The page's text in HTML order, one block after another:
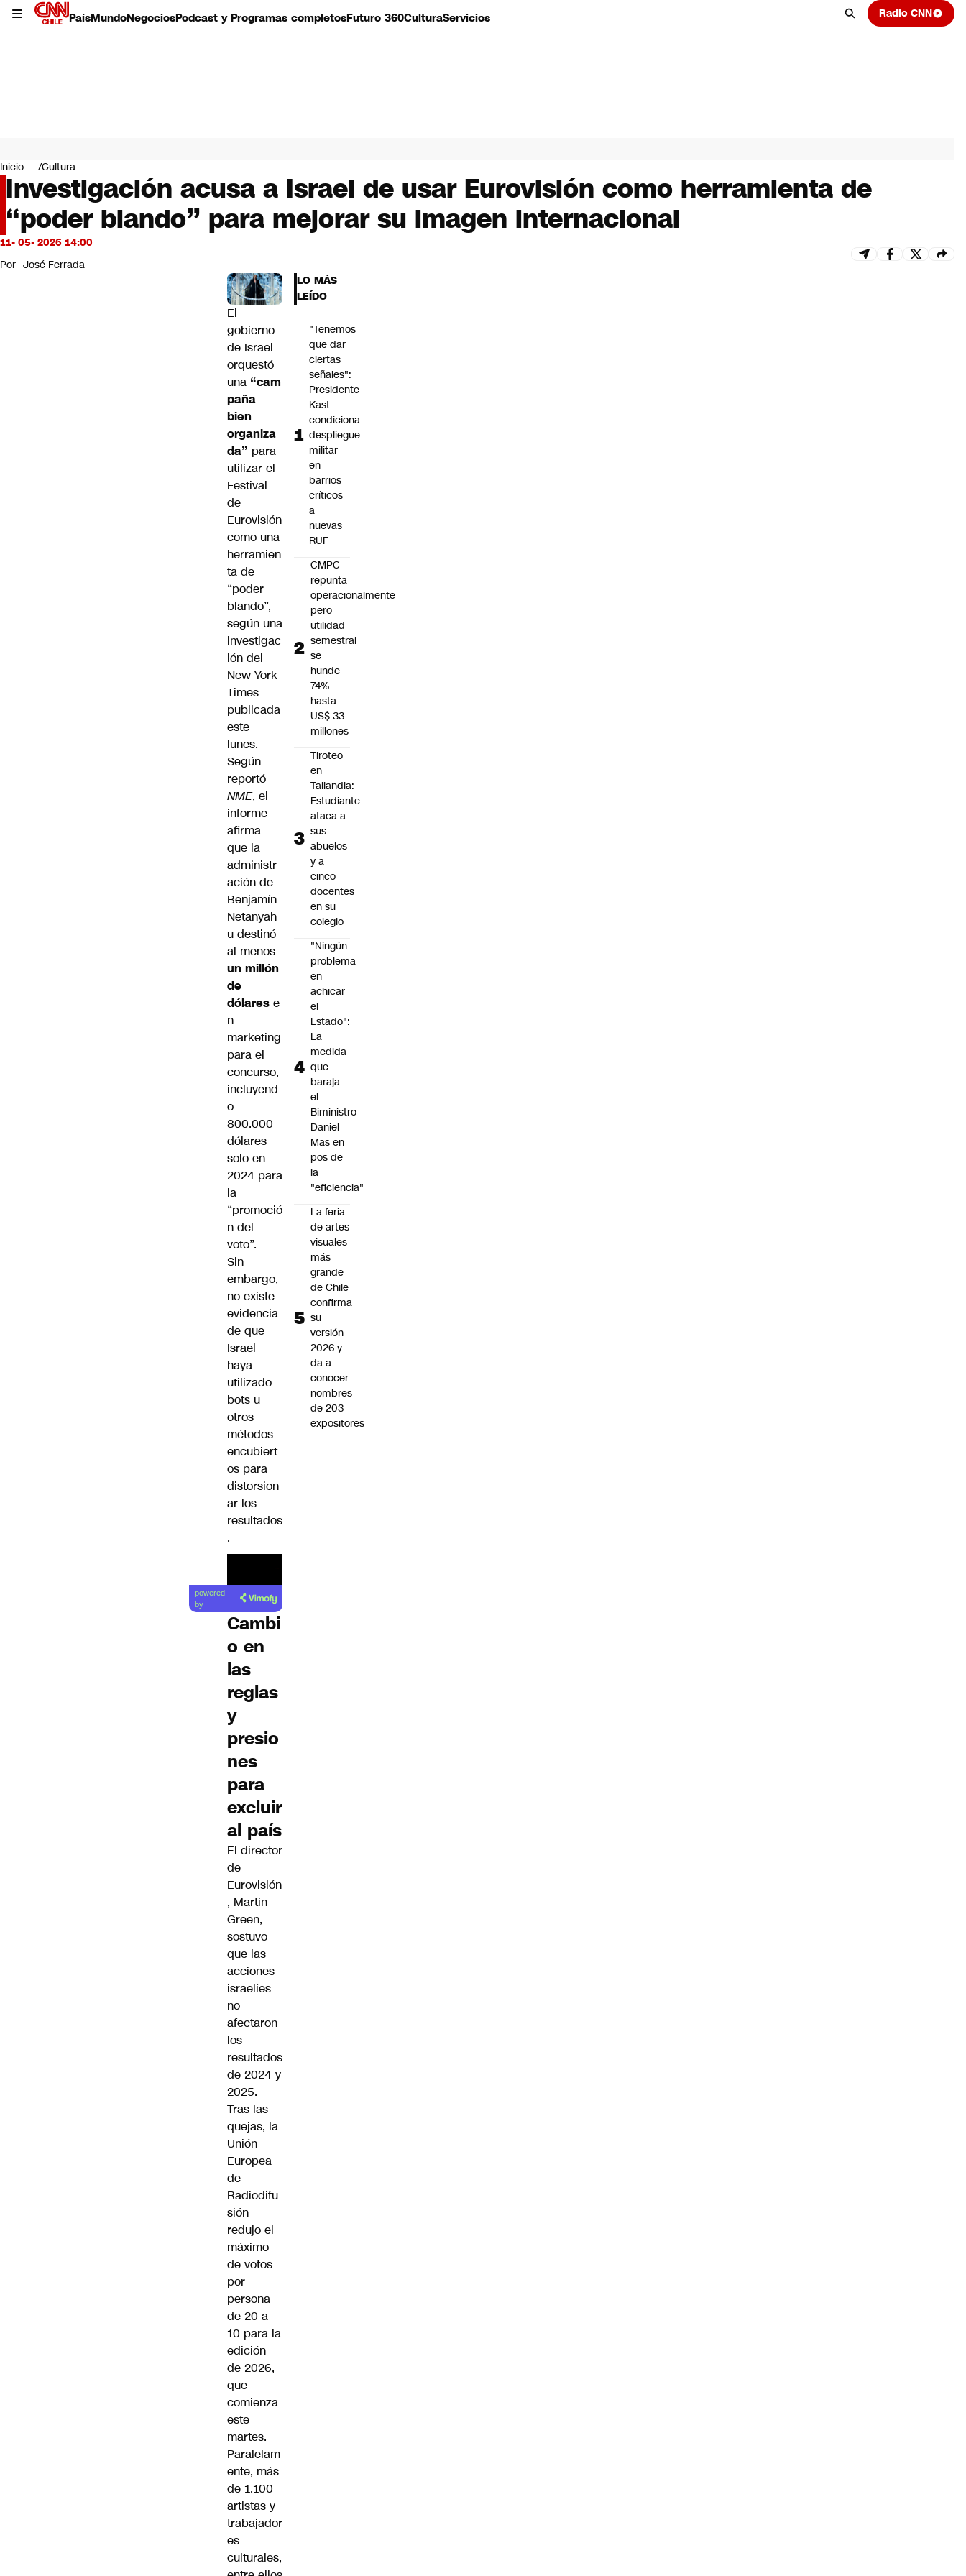
PaísMundoNegociosPodcast y Programas completosFuturo 360CulturaServicios Radio CNN
Mundo
Negocios
Deportes
Programas completos
Cultura
Servicios
Bits
CNN Data
Inicio Cultura
Investigación acusa a Israel de usar Eurovisión como herramienta de
“poder blando” para mejorar su imagen internacional
11- 05- 2026 14:00
Por José Ferrada
El
gobierno
de Israel
orquestó
una “cam
paña
bien
organiza
da” para
utilizar el
Festival
de
Eurovisión
como una
herramien
ta de
“poder
blando”,
según una
investigac
ión del
New York
Times
publicada
este
lunes.
Según
reportó
NME, el
informe
afirma
que la
administr
ación de
Benjamín
Netanyah
u destinó
al menos
un millón
de
dólares e
n
marketing
para el
concurso,
incluyend
o
800.000
dólares
solo en
2024 para
la
“promoció
n del
voto”.
Sin
embargo,
no existe
evidencia
de que
Israel
haya
utilizado
bots u
otros
métodos
encubiert
os para
distorsion
ar los
resultados
.
Lea el
artículo
powered
by
Cambi
o en
las
reglas
y
presio
nes
para
excluir
al país
El director
de
Eurovisión
, Martin
Green,
sostuvo
que las
acciones
israelíes
no
afectaron
los
resultados
de 2024 y
2025.
Tras las
quejas, la
Unión
Europea
de
Radiodifu
sión
redujo el
máximo
de votos
por
persona
de 20 a
10 para la
edición
de 2026,
que
comienza
este
martes.
Paralelam
ente, más
de 1.100
artistas y
trabajador
es
culturales,
LO MÁS
LEÍDO
"Tenemos
que dar
ciertas
señales":
Presidente
Kast
condiciona
despliegue
militar
en
barrios
críticos
a
nuevas
RUF
CMPC
repunta
operacionalmente
pero
utilidad
semestral
se
hunde
74%
hasta
US$ 33
millones
Tiroteo
en
Tailandia:
Estudiante
ataca a
sus
abuelos
y a
cinco
docentes
en su
colegio
"Ningún
problema
en
achicar
el
Estado":
La
medida
que
baraja
el
Biministro
Daniel
Mas en
pos de
la
"eficiencia"
La feria
de artes
visuales
más
grande
de Chile
confirma
su
versión
2026 y
da a
conocer
nombres
de 203
expositores